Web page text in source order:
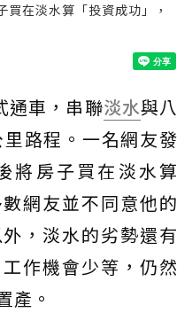
在淡水算「投資成功」，
通車，串聯淡水與八
路程。一名網友發
將房子買在淡水算
網友並不同意他的
，淡水的劣勢還有
作機會少等，仍然
產。